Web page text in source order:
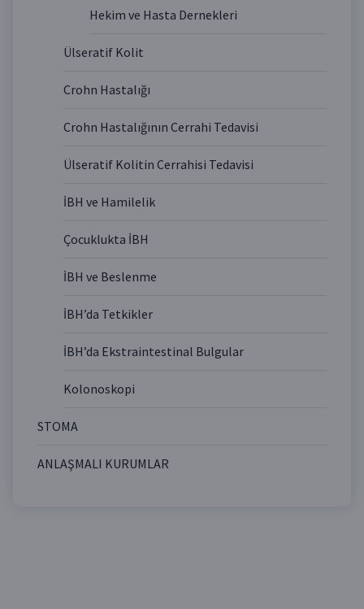
Hekim ve Hasta Dernekleri
Ülseratif Kolit
Crohn Hastalığı
Crohn Hastalığının Cerrahi Tedavisi
Ülseratif Kolitin Cerrahisi Tedavisi
İBH ve Hamilelik
Çocuklukta İBH
İBH ve Beslenme
İBH’da Tetkikler
İBH’da Ekstraintestinal Bulgular
Kolonoskopi
STOMA
ANLAŞMALI KURUMLAR